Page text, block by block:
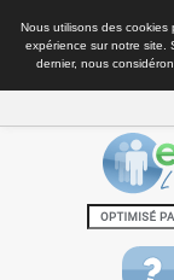
Nous utilisons des cookies
expérience sur notre site.
dernier, nous